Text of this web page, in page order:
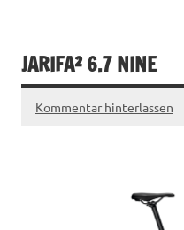
JARIFA² 6.7 NINE
Kommentar hinterlassen